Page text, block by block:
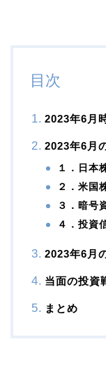
目次
2023年6月
2023年6月
１．日本
２．米国
３．暗号
４．投資
2023年6月
当面の投資
まとめ